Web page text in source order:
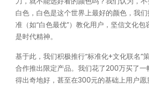
白色，白色是这个世界上最好的颜色，我
准（如“白色最优”）教化用户，坚信文化
是时代精神。
基于此，我们积极推行“标准化+文化联名”
合作推出限定产品。我们花了200万买了
得出奇地好，甚至在300元的基础上用户